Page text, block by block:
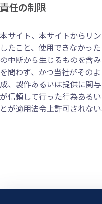
責任の制限
本サイト、本サイトからリ
したこと、使用できなかっ
の中断から生じるものを含
を問わず、かつ当社がその
成、製作あるいは提供に関
が信頼して行った行為ある
とが適用法令上許可されな